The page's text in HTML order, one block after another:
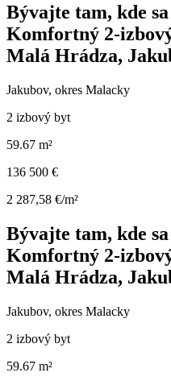
Bývajte tam, kde
Komfortný 2-
Malá Hrádza,
Jakubov, okres Malacky
2 izbový byt
59.67 m²
136 500 €
2 287,58 €/m²
Bývajte tam, kde
Komfortný 2-
Malá Hrádza,
Jakubov, okres Malacky
2 izbový byt
59.67 m²